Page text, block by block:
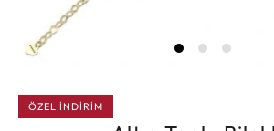
ÖZEL İNDİRİM